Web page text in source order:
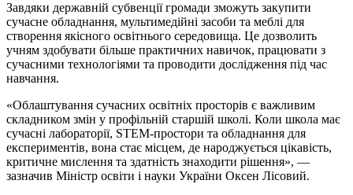
Завдяки державній субвенції громади зможуть закупити
сучасне обладнання, мультимедійні засоби та меблі для
створення якісного освітнього середовища. Це дозволить
учням здобувати більше практичних навичок, працювати з
сучасними технологіями та проводити дослідження під час
навчання.
«Облаштування сучасних освітніх просторів є важливим
складником змін у профільній старшій школі. Коли школа має
сучасні лабораторії, STEM-простори та обладнання для
експериментів, вона стає місцем, де народжується цікавість,
критичне мислення та здатність знаходити рішення», —
зазначив Міністр освіти і науки України Оксен Лісовий.